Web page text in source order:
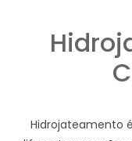
Hidrojateamento